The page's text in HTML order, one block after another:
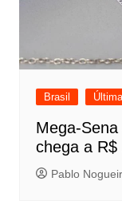
Brasil
Mega-
chega a R$
Pablo